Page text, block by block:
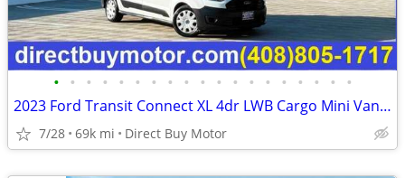
• • • • • • • • • • • • • • • • • • •
2023 Ford Transit Connect XL 4dr LWB Cargo Mini Van w/Rear Doors Carg
7/28 69k mi Direct Buy Motor